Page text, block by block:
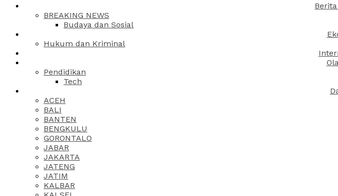
BREAKING NEWS
Budaya dan Sosial
Hukum dan Kriminal
Pendidikan
Tech
ACEH
BALI
BANTEN
BENGKULU
GORONTALO
JABAR
JAKARTA
JATENG
JATIM
KALBAR